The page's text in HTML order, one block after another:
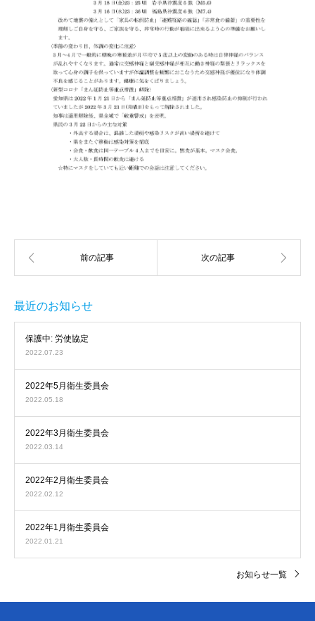
最近のお知らせ
保護中: 労使協定
2022.07.23
2022年5月衛生委員会
2022.05.18
2022年3月衛生委員会
2022.03.14
2022年2月衛生委員会
2022.02.12
2022年1月衛生委員会
2022.01.21
お知らせ一覧